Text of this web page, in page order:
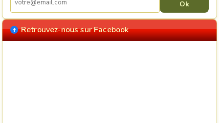
Retrouvez-nous sur Facebook